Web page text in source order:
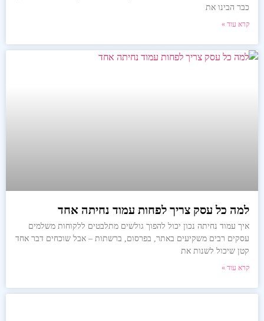
כבר הבינו את
קרא עוד »
למה כל עסק צריך לפחות עמוד נחיתה אחד
איך עמוד נחיתה נכון יכול להפוך גולשים מתלבטים ללקוחות משלמים
עסקים רבים משקיעים באתר, בפרסום, ברשתות – אבל שוכחים דבר אחד
קטן שיכול לשנות את
קרא עוד »